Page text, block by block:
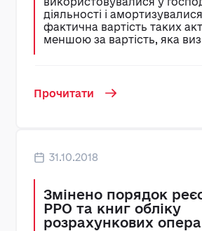
діяльності і
фактична вартість таких
меншою за вартість, яка
Прочитати
31.10.2018
Змінено порядок
РРО та книг обліку
розрахункових